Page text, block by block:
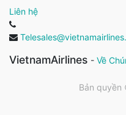
Liên hệ
VietnamAirlines - Về
Bản quyền